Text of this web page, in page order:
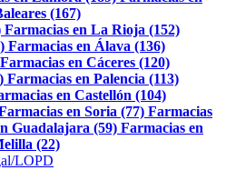
(167)
Farmacias en La Rioja (152)
Farmacias en Álava (136)
Farmacias en Cáceres (120)
Farmacias en Palencia (113)
en Castellón (104)
en Soria (77) Farmacias
Guadalajara (59) Farmacias en
(22)
LOPD